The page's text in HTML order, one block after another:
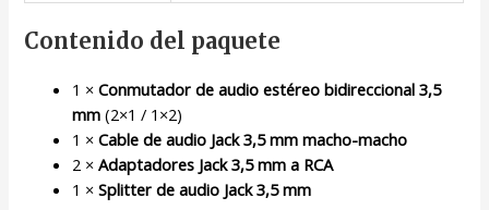
Contenido del paquete
1 ×Conmutador de audio estéreo bidireccional 3,5
mm (2×1 / 1×2)
1 ×Cable de audio Jack 3,5 mm macho-macho
2 ×Adaptadores Jack 3,5 mm a RCA
1 ×Splitter de audio Jack 3,5 mm